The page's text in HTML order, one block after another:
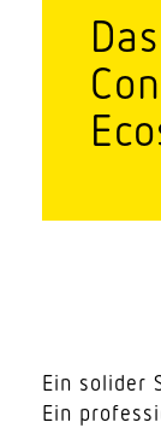
Ein solider
Ein